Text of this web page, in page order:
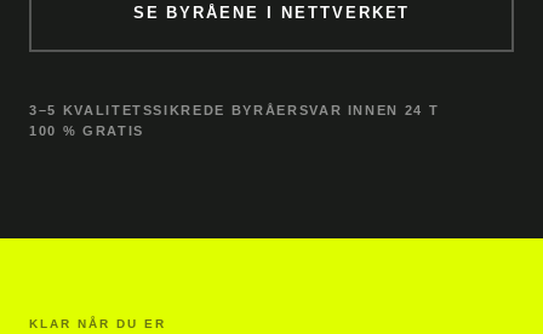
SE BYRÅENE I NETTVERKET
3–5 KVALITETSSIKREDE BYRÅERSVAR INNEN 24 T
100 % GRATIS
KLAR NÅR DU ER